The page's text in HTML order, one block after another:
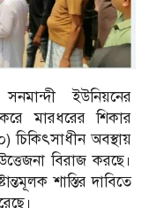
ইউনিয়নের
মারধরের শিকার
অবস্থায়
বিরাজ করছে।
শাস্তির দাবিতে